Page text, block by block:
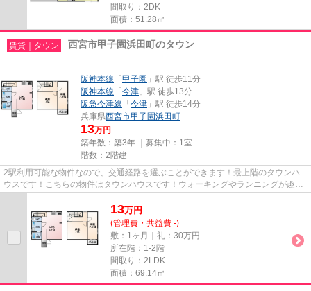
間取り：2DK
面積：51.28㎡
賃貸｜タウン 西宮市甲子園浜田町のタウン
阪神本線 「 甲子園 」駅 徒歩11分
阪神本線 「 今津 」駅 徒歩13分
阪急今津線 「 今津 」駅 徒歩14分
兵庫県西宮市甲子園浜田町
13万円
築年数：築3年 ｜募集中： 1室
階数：2階建
2駅利用可能な物件なので、交通経路を選ぶことができます！最上階のタウンハ
ウスです！こちらの物件はタウンハウスです！ウォーキングやランニングが趣味
13万円
(管理費・共益費 -)
敷：1ヶ月｜礼：30万円
所在階：1-2階
間取り：2LDK
面積：69.14㎡